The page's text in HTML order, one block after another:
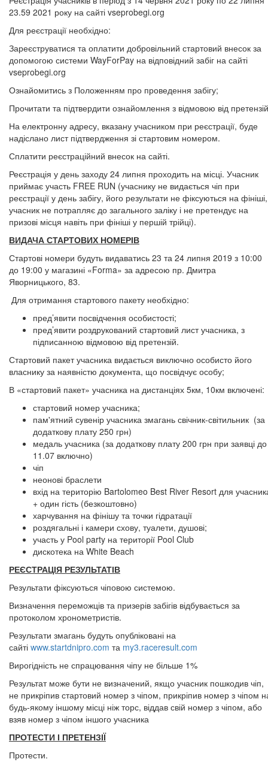
23.59 2021 року на сайті vseprobegi.org
Для реєстрації необхідно:
Зареєструватися та оплатити добровільний стартовий внесок за
допомогою системи WayForPay на відповідний забіг на сайті
vseprobegi.org
Ознайомитись з Положенням про проведення забігу;
Прочитати та підтвердити ознайомлення з відмовою від
На електронну адресу, вказану учасником при реєстрації, буде
надіслано лист підтвердження зі стартовим номером.
Сплатити реєстраційний внесок на сайті.
Реєстрація у день заходу 24 липня проходить на місці. Учасник
приймає участь FREE RUN (учаснику не видається чіп при
реєстрації у день забігу, його результати не фіксуються на фініші,
учасник не потрапляє до загального заліку і не претендує на
призові місця навіть при фініші у першій трійці).
ВИДАЧА СТАРТОВИХ НОМЕРІВ
Стартові номери будуть видаватись 23 та 24 липня 2019 з 10:00
до 19:00 у магазині «Forma» за адресою пр. Дмитра
Яворницького, 83.
Для отримання стартового пакету необхідно:
пред’явити посвідчення особистості;
пред’явити роздрукований стартовий лист учасника, з
підписанною відмовою від претензій.
Стартовий пакет учасника видається виключно особисто його
власнику за наявністю документа, що посвідчує особу;
В «стартовий пакет» учасника на дистанціях 5км, 10км включені:
стартовий номер учасника;
пам'ятний сувенір учасника змагань свічник-світильник (за
додаткову плату 250 грн)
медаль учасника (за додаткову плату 200 грн при заявці до
11.07 включно)
чіп
неонові браслети
вхід на територію Bartolomeo Best River Resort для
+ один гість (безкоштовно)
харчування на фінішу та точки гідратації
роздягальні і камери схову, туалети, душові;
участь у Pool party на території Pool Club
дискотека на White Beach
РЕЄСТРАЦІЯ РЕЗУЛЬТАТІВ
Результати фіксуються чіповою системою.
Визначення переможців та призерів забігів відбувається за
протоколом хронометристів.
Результати змагань будуть опубліковані на
сайті www.startdnipro.com та my3.raceresult.com
Вирогідність не спрацювання чіпу не більше 1%
Результат може бути не визначений, якщо учасник пошкодив чіп,
не прикріпив стартовий номер з чіпом, прикріпив номер з чіпом
будь-якому іншому місці ніж торс, віддав свій номер з чіпом, або
взяв номер з чіпом іншого учасника
ПРОТЕСТИ І ПРЕТЕНЗІЇ
Протести.